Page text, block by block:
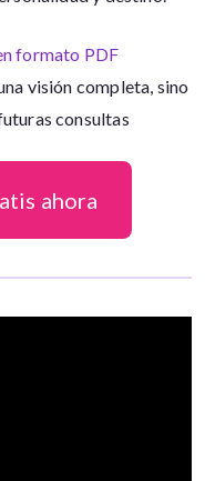
formato PDF
visión completa, sino
consultas
ahora